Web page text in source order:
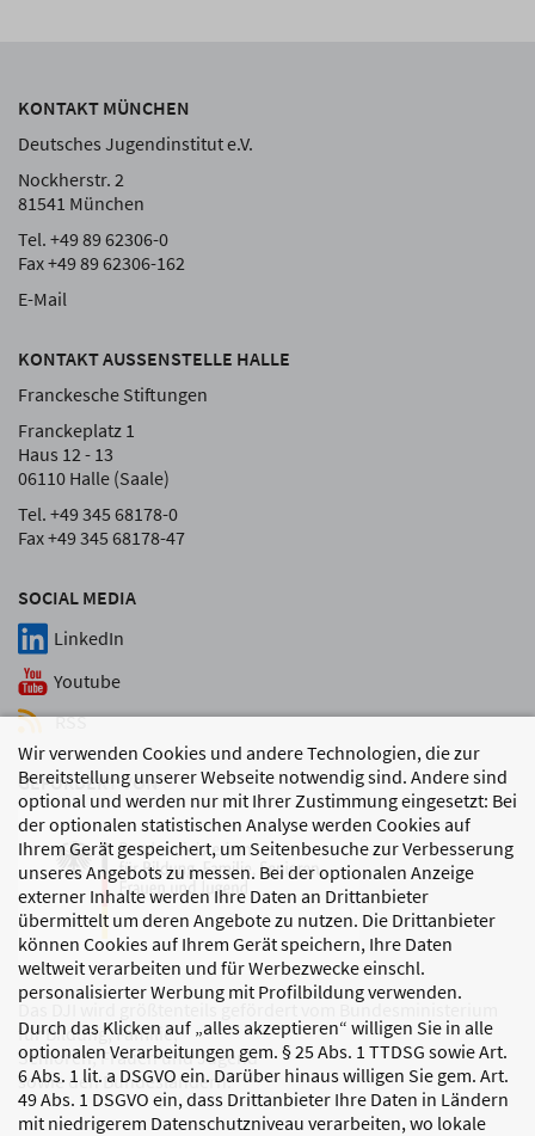
Wir verwenden Cookies und andere Technologien, die zur
Bereitstellung unserer Webseite notwendig sind. Andere sind
optional und werden nur mit Ihrer Zustimmung eingesetzt: Bei
der optionalen statistischen Analyse werden Cookies auf
Ihrem Gerät gespeichert, um Seitenbesuche zur Verbesserung
unseres Angebots zu messen. Bei der optionalen Anzeige
externer Inhalte werden Ihre Daten an Drittanbieter
übermittelt um deren Angebote zu nutzen. Die Drittanbieter
können Cookies auf Ihrem Gerät speichern, Ihre Daten
weltweit verarbeiten und für Werbezwecke einschl.
personalisierter Werbung mit Profilbildung verwenden.
Durch das Klicken auf „alles akzeptieren“ willigen Sie in alle
optionalen Verarbeitungen gem. § 25 Abs. 1 TTDSG sowie Art.
6 Abs. 1 lit. a DSGVO ein. Darüber hinaus willigen Sie gem. Art.
49 Abs. 1 DSGVO ein, dass Drittanbieter Ihre Daten in Ländern
mit niedrigerem Datenschutzniveau verarbeiten, wo lokale
SOCIAL MEDIA
LinkedIn
Youtube
RSS
KONTAKT MÜNCHEN
Deutsches Jugendinstitut e.V.
Nockherstr. 2
81541 München
Tel. +49 89 62306-0
Fax +49 89 62306-162
E-Mail
KONTAKT AUSSENSTELLE HALLE
Franckesche Stiftungen
Franckeplatz 1
Haus 12 - 13
06110 Halle (Saale)
Tel. +49 345 68178-0
Fax +49 345 68178-47
GEFÖRDERT VON
Das DJI wird größtenteils gefördert vom Bundesministerium
für Bildung, Familie,
Senioren, Frauen und Jugend
sowie den Bundesländern.